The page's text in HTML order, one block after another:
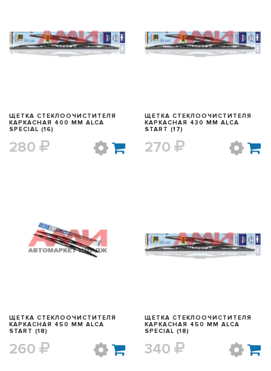
БЫСТРЫЙ ПРОСМОТР
ЩЕТКА СТЕКЛООЧИСТИТЕЛЯ
КАРКАСНАЯ 400 ММ ALCA
SPECIAL (16)
280
БЫСТРЫЙ ПРОСМОТР
ЩЕТКА СТЕКЛООЧИСТИТЕЛЯ
КАРКАСНАЯ 430 ММ ALCA
START (17)
270
БЫСТРЫЙ ПРОСМОТР
ЩЕТКА СТЕКЛООЧИСТИТЕЛЯ
КАРКАСНАЯ 450 ММ ALCA
START (18)
260
БЫСТРЫЙ ПРОСМОТР
ЩЕТКА СТЕКЛООЧИСТИТЕЛЯ
КАРКАСНАЯ 450 ММ ALCA
SPECIAL (18)
340